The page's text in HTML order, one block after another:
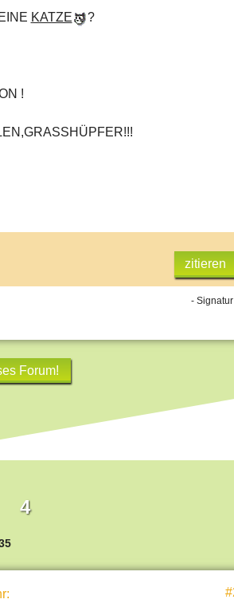
KATZE ?
!
zitieren
-
Forum!
4
: